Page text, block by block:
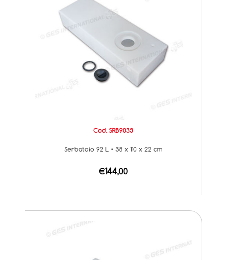
Cod. SRB9033
Serbatoio 92 L • 38 x 110 x 22 cm
€144,00